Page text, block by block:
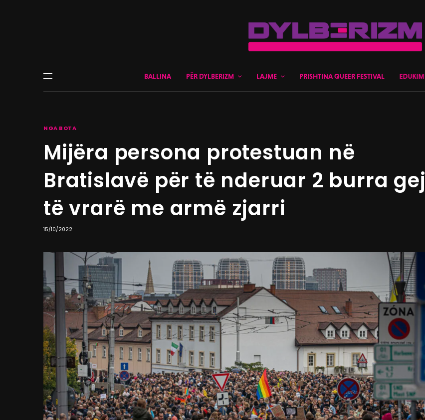
BALLINA PËR DYLBERIZM LAJME PRISHTINA QUEER FESTIVAL EDUKIM
NGA BOTA
Mijëra persona protestuan në
Bratislavë për të nderuar 2 burra gej
të vrarë me armë zjarri
15/10/2022